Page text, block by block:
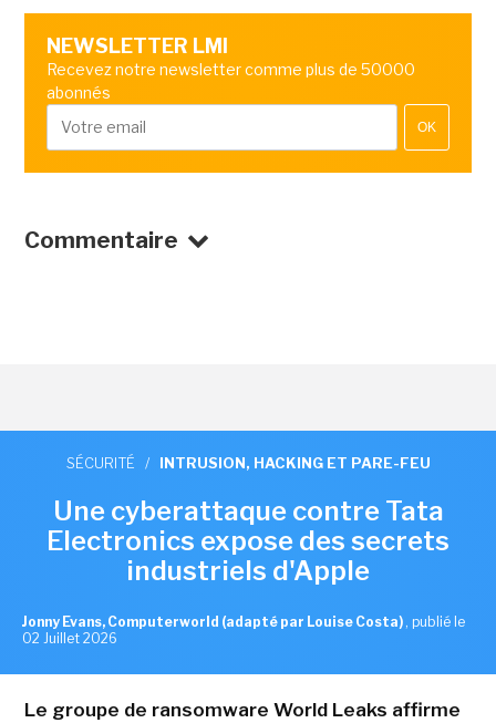
NEWSLETTER LMI
Recevez notre newsletter comme plus de 50000
abonnés
OK
Commentaire
SÉCURITÉ / INTRUSION, HACKING ET PARE-FEU
Une cyberattaque contre Tata
Electronics expose des secrets
industriels d'Apple
Jonny Evans, Computerworld (adapté par Louise Costa) , publié le
02 Juillet 2026
Le groupe de ransomware World Leaks affirme